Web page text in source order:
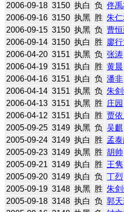
2006-09-18 3150 执白 负 佟
2006-09-16 3150 执黑 胜 朱
2006-09-15 3150 执黑 负 曹
2006-09-14 3150 执白 胜 廖
2006-04-20 3151 执黑 负 张涛
2006-04-19 3151 执白 胜 黄晨
2006-04-16 3151 执白 负 潘非
2006-04-14 3151 执黑 负 朱
2006-04-13 3151 执黑 胜 庄园
2006-04-12 3151 执白 胜 贾
2005-09-25 3149 执黑 负 吴麒
2005-09-24 3149 执白 胜 孟
2005-09-23 3149 执黑 胜 胡帅
2005-09-21 3149 执白 胜 王隽
2005-09-20 3149 执白 负 丁烈
2005-09-19 3148 执黑 胜 朱
2005-09-18 3148 执白 负 郭